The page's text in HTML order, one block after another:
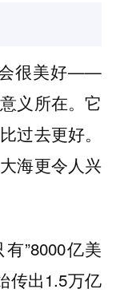
会很美好——
义所在。它
过去更好。
海更令人兴
”8000亿美
传出1.5万亿